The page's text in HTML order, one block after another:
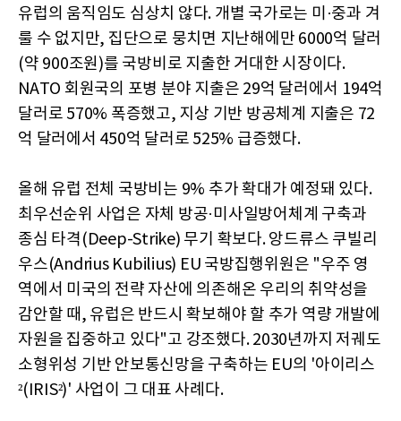
유럽의 움직임도 심상치 않다. 개별 국가로는 미·중과 겨
룰 수 없지만, 집단으로 뭉치면 지난해에만 6000억 달러
(약 900조원)를 국방비로 지출한 거대한 시장이다.
NATO 회원국의 포병 분야 지출은 29억 달러에서 194억
달러로 570% 폭증했고, 지상 기반 방공체계 지출은 72
억 달러에서 450억 달러로 525% 급증했다.
올해 유럽 전체 국방비는 9% 추가 확대가 예정돼 있다.
최우선순위 사업은 자체 방공·미사일방어체계 구축과
종심 타격(Deep-Strike) 무기 확보다. 앙드류스 쿠빌리
우스(Andrius Kubilius) EU 국방집행위원은 "우주 영
역에서 미국의 전략 자산에 의존해온 우리의 취약성을
감안할 때, 유럽은 반드시 확보해야 할 추가 역량 개발에
자원을 집중하고 있다"고 강조했다. 2030년까지 저궤도
소형위성 기반 안보통신망을 구축하는 EU의 '아이리스
²(IRIS²)' 사업이 그 대표 사례다.